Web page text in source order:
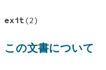
exit (2)
この文書について